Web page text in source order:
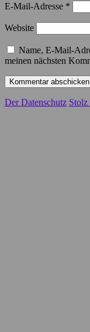
E-Mail-Adresse *
Website
Name, E-Mail-
meinen nächsten
Der Datenschutz Stolz